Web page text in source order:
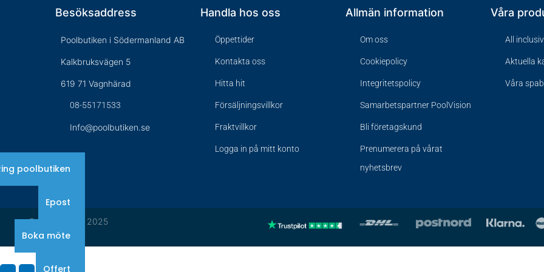
Besöksaddress
Poolbutiken i Södermanland AB
Kalkbruksvägen 5
619 71 Vagnhärad
08-55171533
Info@poolbutiken.se
Handla hos oss
Öppettider
Kontakta oss
Hitta hit
Försäljningsvillkor
Fraktvillkor
Logga in på mitt konto
Allmän information
Om oss
Cookiepolicy
Integritetspolicy
Samarbetspartner PoolVision
Bli företagskund
Prenumerera på vårat
nyhetsbrev
Våra
All
Aktuella
Våra
© Poolbutiken 2025
poolbutiken
Epost
Boka möte
Offert